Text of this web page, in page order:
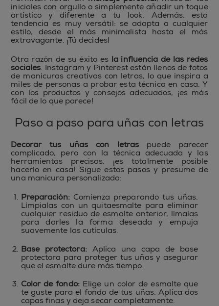
iniciales con orgullo o simplemente añadir un toque
artístico y diferente a tu look. Además, esta
tendencia es muy versátil: se adapta a cualquier
estilo, desde el más minimalista hasta el más
extravagante. ¡Tú decides!
Otra razón de su éxito es la influencia de las redes
sociales. Instagram y Pinterest están llenos de fotos
de manicuras creativas con letras, lo que inspira a
miles de personas a probar esta técnica en casa. Y
con los productos y consejos adecuados, ¡es más
fácil de lo que parece!
Paso a paso para uñas con letras
Decorar tus uñas con letras puede parecer
complicado, pero con la técnica adecuada y las
herramientas precisas, ¡es totalmente posible
hacerlo en casa! Sigue estos pasos y presume de
una manicura personalizada:
Preparación:Comienza preparando tus uñas.
Límpialas con un quitaesmalte para eliminar
cualquier residuo de esmalte anterior, límalas
para darles la forma deseada y empuja
suavemente las cutículas.
Base protectora:Aplica una capa de base
protectora para proteger tus uñas y asegurar
que el esmalte dure más tiempo.
Color de fondo:Elige un color de esmalte que
te guste para el fondo de tus uñas. Aplica dos
capas finas y deja secar completamente.